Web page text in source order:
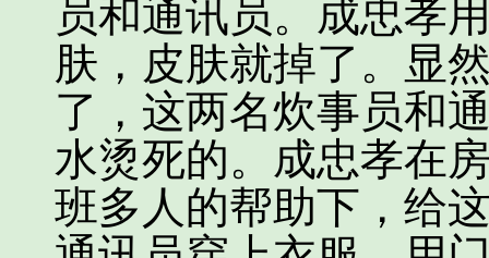
员和通讯员。成忠孝
肤，皮肤就掉了。显
了，这两名炊事员和
水烫死的。成忠孝在
班多人的帮助下，给